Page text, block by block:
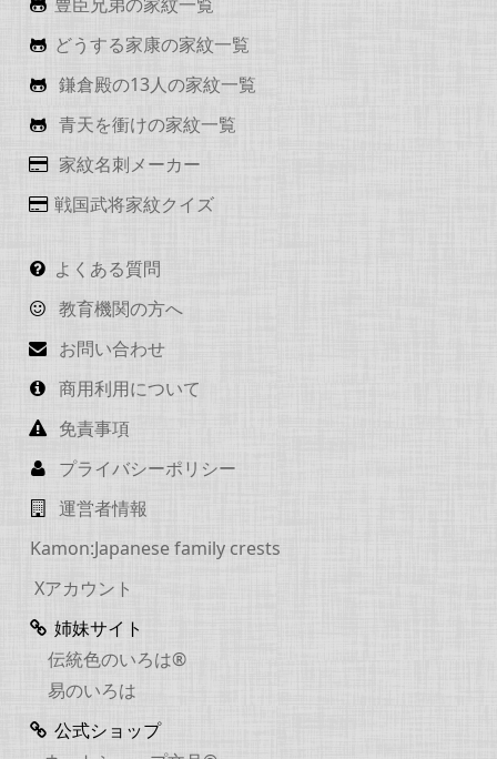
どうする家康の家紋一覧
鎌倉殿の13人の家紋一覧
青天を衝けの家紋一覧
家紋名刺メーカー
戦国武将家紋クイズ
よくある質問
教育機関の方へ
お問い合わせ
商用利用について
免責事項
プライバシーポリシー
運営者情報
Kamon:Japanese family crests
Xアカウント
姉妹サイト
伝統色のいろは®
易のいろは
公式ショップ